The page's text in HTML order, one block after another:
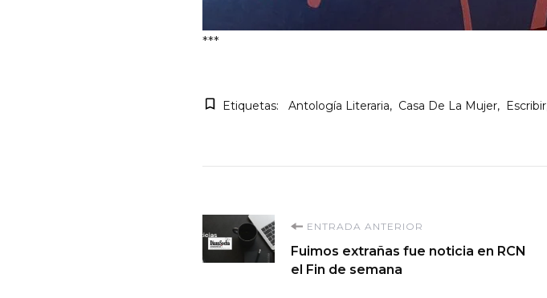
***
Etiquetas: Antología Literaria Casa De La Mujer Escribir
Navegación
de
ENTRADA ANTERIOR
Fuimos extrañas fue noticia en RCN
el Fin de semana